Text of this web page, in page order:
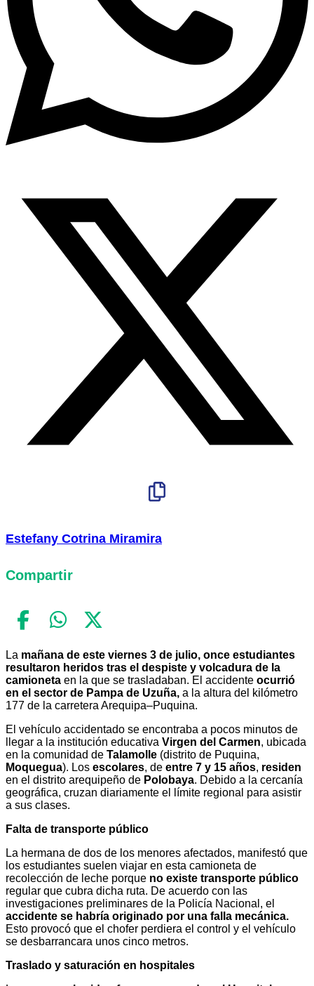
Estefany Cotrina Miramira
Compartir
La mañana de este viernes 3 de julio, once estudiantes
resultaron heridos tras el despiste y volcadura de la
camioneta en la que se trasladaban. El accidente ocurrió
en el sector de Pampa de Uzuña, a la altura del kilómetro
177 de la carretera Arequipa–Puquina.
El vehículo accidentado se encontraba a pocos minutos de
llegar a la institución educativa Virgen del Carmen, ubicada
en la comunidad de Talamolle (distrito de Puquina,
Moquegua). Los escolares, de entre 7 y 15 años, residen
en el distrito arequipeño de Polobaya. Debido a la cercanía
geográfica, cruzan diariamente el límite regional para asistir
a sus clases.
Falta de transporte público
La hermana de dos de los menores afectados, manifestó que
los estudiantes suelen viajar en esta camioneta de
recolección de leche porque no existe transporte público
regular que cubra dicha ruta. De acuerdo con las
investigaciones preliminares de la Policía Nacional, el
accidente se habría originado por una falla mecánica.
Esto provocó que el chofer perdiera el control y el vehículo
se desbarrancara unos cinco metros.
Traslado y saturación en hospitales